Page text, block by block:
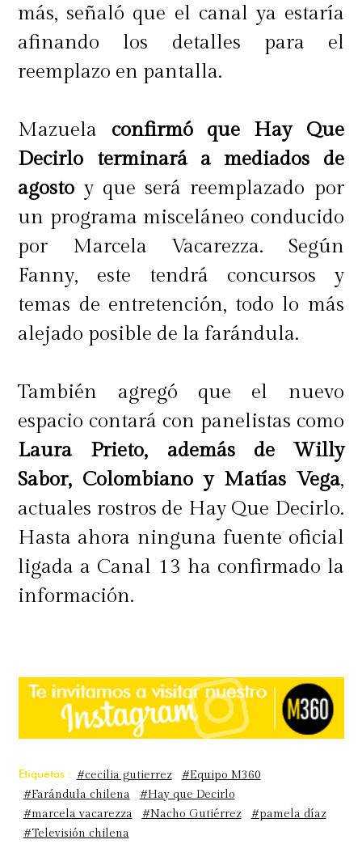
más, señaló que el canal ya estaría
afinando los detalles para el
reemplazo en pantalla.
Mazuela confirmó que Hay Que
Decirlo terminará a mediados de
agosto y que será reemplazado por
un programa misceláneo conducido
por Marcela Vacarezza. Según
Fanny, este tendrá concursos y
temas de entretención, todo lo más
alejado posible de la farándula.
También agregó que el nuevo
espacio contará con panelistas como
Laura Prieto, además de Willy
Sabor, Colombiano y Matías Vega,
actuales rostros de Hay Que Decirlo.
Hasta ahora ninguna fuente oficial
ligada a Canal 13 ha confirmado la
información.
Etiquetas : #cecilia gutierrez
#Equipo M360
#Farándula chilena
#Hay que Decirlo
#marcela vacarezza
#Nacho Gutiérrez
#pamela díaz
#Televisión chilena